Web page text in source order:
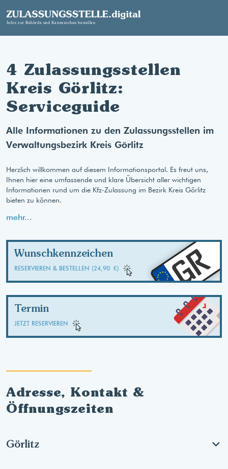
4 Zulassungsstellen
Kreis Görlitz:
Serviceguide
Alle Informationen zu den Zulassungsstellen im
Verwaltungsbezirk Kreis Görlitz
Herzlich willkommen auf diesem Informationsportal. Es freut uns,
Ihnen hier eine umfassende und klare Übersicht aller wichtigen
Informationen rund um die Kfz-Zulassung im Bezirk Kreis Görlitz
bieten zu können.
mehr...
Wunschkennzeichen
RESERVIEREN & BESTELLEN (24,90 €) GR
Termin
JETZT RESERVIEREN
Adresse, Kontakt &
Öffnungszeiten
Görlitz